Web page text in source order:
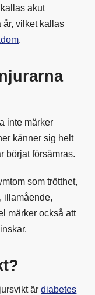
akut
år, vilket kallas
.
inte märker
känner sig helt
börjat försämras.
som trötthet,
illamående,
märker också att
ärdiabetes